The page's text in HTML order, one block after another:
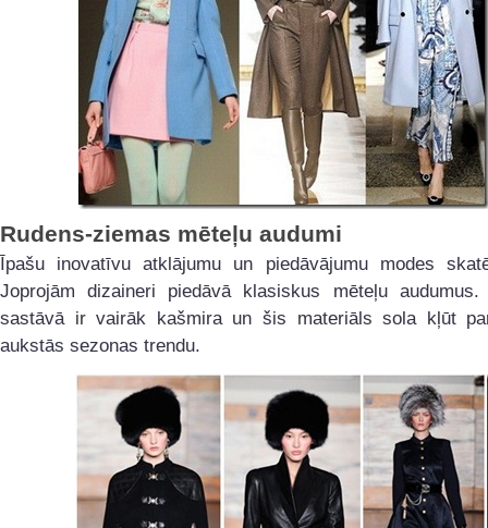
Rudens-ziemas mēteļu audumi
Īpašu inovatīvu atklājumu un piedāvājumu modes
Joprojām dizaineri piedāvā klasiskus mēteļu audumus.
sastāvā ir vairāk kašmira un šis materiāls sola kļūt
aukstās sezonas trendu.